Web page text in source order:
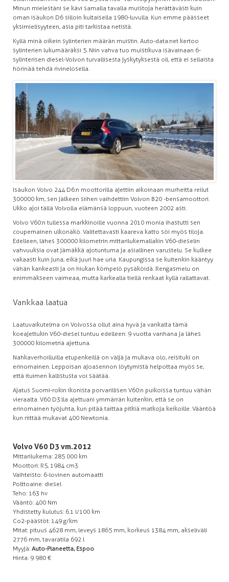
Minun mielestäni se kävi samalla tavalla muistoja herättävästi kuin
oman isäukon D6 silloin kultaisella 1980-luvulla. Kun emme päässeet
yksimielisyyteen, asia piti tarkistaa netistä.
Kyllä minä oikein sylinterien määrän muistin. Auto-data.net kertoo
sylinterien lukumääräksi 5. Niin vahva tuo muistikuva isävainaan 6-
sylinterisen diesel-Volvon turvallisesta jyskytyksestä oli, että ei sellaista
hörinää tehdä rivinelosella.
Isäukon Volvo 244 D6:n moottorilla ajettiin aikoinaan murheitta reilut
300 000 km, sen jälkeen siihen vaihdettiin Volvon B20 -bensamoottori.
Ukko ajoi tällä Volvolla elämänsä loppuun, vuoteen 2002 asti.
Volvo V60:n tullessa markkinoille vuonna 2010 monia ihastutti sen
coupemainen ulkonäkö. Valitettavasti kaareva katto söi myös tiloja.
Edelleen, lähes 300 000 kilometrin mittarilukemallakin V60-dieselin
vahvuuksia ovat jämäkkä ajotuntuma ja asiallinen varustelu. Se kulkee
vakaasti kuin juna, eikä juuri hae uria. Kaupungissa se kuitenkin kääntyy
vähän kankeasti ja on hiukan kömpelö pysäköidä. Rengasmelu on
enimmäkseen vaimeaa, mutta karkealla tiellä renkaat kyllä rallattavat.
Vankkaa laatua
Laatuvaikutelma on Volvossa ollut aina hyvä ja vankalta tämä
koeajettukin V60-diesel tuntuu edelleen: 9 vuotta vanhana ja lähes
300 000 kilometriä ajettuna.
Nahkaverhoilluilla etupenkeillä on väljä ja mukava olo, reisituki on
erinomainen. Leppoisan ajoasennon löytymistä helpottaa myös se,
että ituimen kallistusta voi säätää.
Ajatus Suomi-rokin ikonista porvarillisen V60:n puikoissa tuntuu vähän
vieraalta. V60 D3:lla ajettuani ymmärrän kuitenkin, että se on
erinomainen työjuhta, kun pitää taittaa pitkiä matkoja keikoille. Vääntöä
kun riittää mukavat 400 Newtonia.
Volvo V60 D3 vm.2012
Mittarilukema: 285 000 km
Moottori: R5, 1984 cm3
Vaihteisto: 6-lovinen automaatti
Polttoaine: diesel
Teho: 163 hv
Vääntö: 400 Nm
Yhdistetty kulutus: 6.1 l/100 km
Co2-päästöt: 149 g/km
Mitat: pituus 4628 mm, leveys 1865 mm, korkeus 1384 mm, akseliväli
2776 mm, tavaratila 692 l
Myyjä: Auto-Planeetta, Espoo
Hinta: 9 980 €